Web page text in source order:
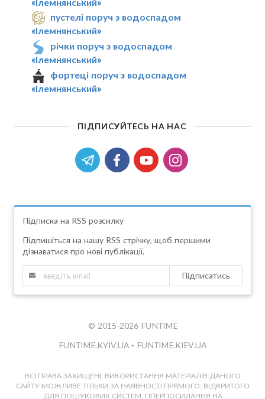
пустелі поруч з водоспадом
«Ілемнянський»
річки поруч з водоспадом
«Ілемнянський»
фортеці поруч з водоспадом
«Ілемнянський»
ПІДПИСУЙТЕСЬ НА НАС
Підписка на RSS розсилку
Підпишіться на нашу RSS стрічку, щоб першими
дізнаватися про нові публікації.
Підписатись
© 2015-2026 FUNTIME
FUNTIME.KYIV.UA • FUNTIME.KIEV.UA
ВСІ ПРАВА ЗАХИЩЕНІ. ВИКОРИСТАННЯ МАТЕРІАЛІВ ДАНОГО
САЙТУ МОЖЛИВЕ ТІЛЬКИ ЗА НАЯВНОСТІ ПРЯМОГО, ВІДКРИТОГО
ДЛЯ ПОШУКОВИХ СИСТЕМ, ГІПЕРПОСИЛАННЯ НА